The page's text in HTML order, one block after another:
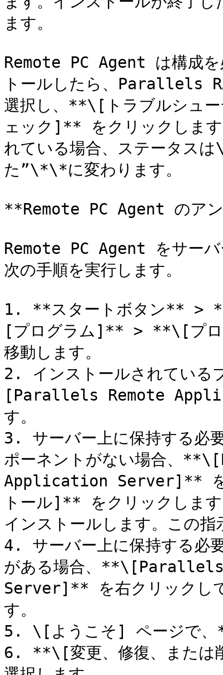
ます。
Remote PC Agent は構成
トールしたら、Parallels
選択し、**\[トラブルシ
ェック]** をクリックしま
れている場合、ステータス
た”\*\*に変わります。
**Remote PC Agent のア
Remote PC Agent をサーバ
次の手順を実行します。
1. **スタートボタン** >
[プログラム]** > **\[プロ
移動します。
2. インストールされている
[Parallels Remote
す。
3. サーバー上に保持する
ポーネントがない場合、
Application Server]** を
トール]** をクリックしま
インストールします。この
4. サーバー上に保持する必
がある場合、
Server]** を右クリック
す。
5. \[ようこそ] ページで
6. **\[変更、修復、また